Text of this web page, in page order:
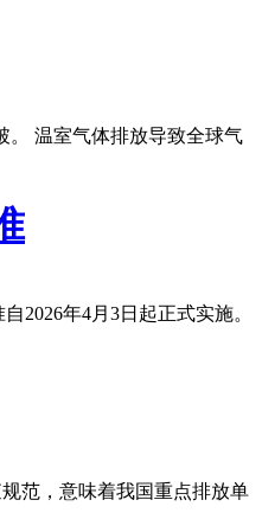
。 温室气体排放导致全球气
2026年4月3日起正式实施。
范，意味着我国重点排放单